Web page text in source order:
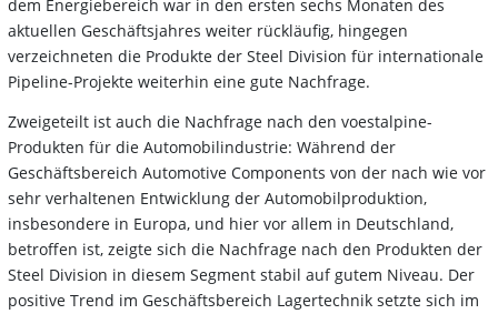
dem Energiebereich war in den ersten sechs Monaten des
aktuellen Geschäftsjahres weiter rückläufig, hingegen
verzeichneten die Produkte der Steel Division für internationale
Pipeline-Projekte weiterhin eine gute Nachfrage.
Zweigeteilt ist auch die Nachfrage nach den voestalpine-
Produkten für die Automobilindustrie: Während der
Geschäftsbereich Automotive Components von der nach wie vor
sehr verhaltenen Entwicklung der Automobilproduktion,
insbesondere in Europa, und hier vor allem in Deutschland,
betroffen ist, zeigte sich die Nachfrage nach den Produkten der
Steel Division in diesem Segment stabil auf gutem Niveau. Der
positive Trend im Geschäftsbereich Lagertechnik setzte sich im